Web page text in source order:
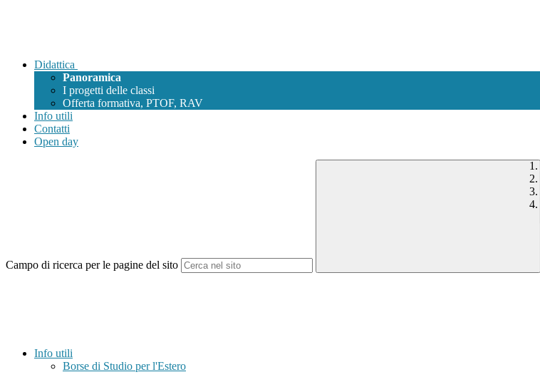
Didattica
Panoramica
I progetti delle classi
Offerta formativa, PTOF, RAV
Info utili
Contatti
Open day
Campo di ricerca per le pagine del sito
Info utili
Borse di Studio per l'Estero